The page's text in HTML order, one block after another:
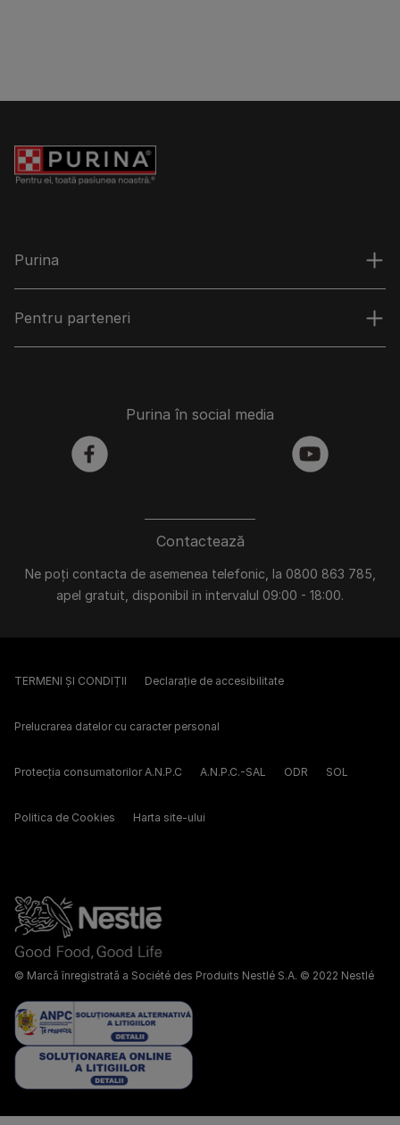
Purina
Pentru parteneri
Contactează
Ne poți contacta de asemenea telefonic, la 0800 863 785,
apel gratuit, disponibil in intervalul 09:00 - 18:00.
Purina în social media
facebook youtube
© Marcă înregistrată a Société des Produits Nestlé S.A. © 2022 Nestlé
TERMENI ȘI CONDIȚII Declarație de accesibilitate
Prelucrarea datelor cu caracter personal
Protecția consumatorilor A.N.P.C A.N.P.C.-SAL ODR SOL
Politica de Cookies Harta site-ului